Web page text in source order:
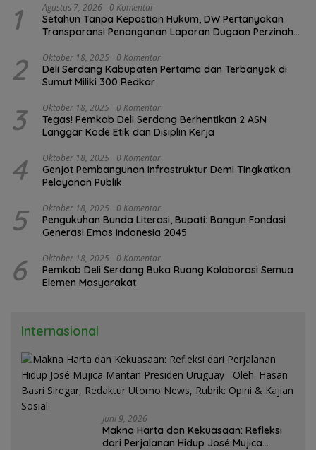
1 Agustus 7, 2026 0 Komentar
Setahun Tanpa Kepastian Hukum, DW Pertanyakan
Transparansi Penanganan Laporan Dugaan Perzinahan
2 Oktober 18, 2025 0 Komentar
Deli Serdang Kabupaten Pertama dan Terbanyak di
Sumut Miliki 300 Redkar
3 Oktober 18, 2025 0 Komentar
Tegas! Pemkab Deli Serdang Berhentikan 2 ASN
Langgar Kode Etik dan Disiplin Kerja
4 Oktober 18, 2025 0 Komentar
Genjot Pembangunan Infrastruktur Demi Tingkatkan
Pelayanan Publik
5 Oktober 18, 2025 0 Komentar
Pengukuhan Bunda Literasi, Bupati: Bangun Fondasi
Generasi Emas Indonesia 2045
6 Oktober 18, 2025 0 Komentar
Pemkab Deli Serdang Buka Ruang Kolaborasi Semua
Elemen Masyarakat
Internasional
Juni 9, 2026
Makna Harta dan Kekuasaan: Refleksi
dari Perjalanan Hidup José Mujica